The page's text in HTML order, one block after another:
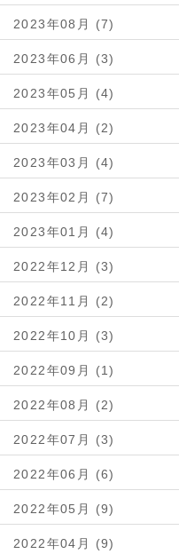
2023年08月 (7)
2023年06月 (3)
2023年05月 (4)
2023年04月 (2)
2023年03月 (4)
2023年02月 (7)
2023年01月 (4)
2022年12月 (3)
2022年11月 (2)
2022年10月 (3)
2022年09月 (1)
2022年08月 (2)
2022年07月 (3)
2022年06月 (6)
2022年05月 (9)
2022年04月 (9)